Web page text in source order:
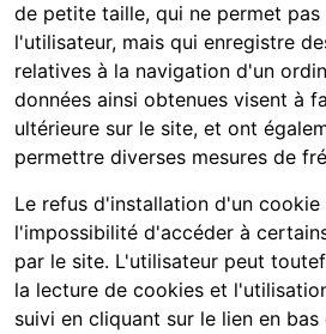
de petite taille, qui ne permet
l'utilisateur, mais qui enregistre
relatives à la navigation d'un
données ainsi obtenues visent à
ultérieure sur le site, et ont
permettre diverses mesures de
Le refus d'installation d'un
l'impossibilité d'accéder à
par le site. L'utilisateur peut
la lecture de cookies et
suivi en cliquant sur le lien en